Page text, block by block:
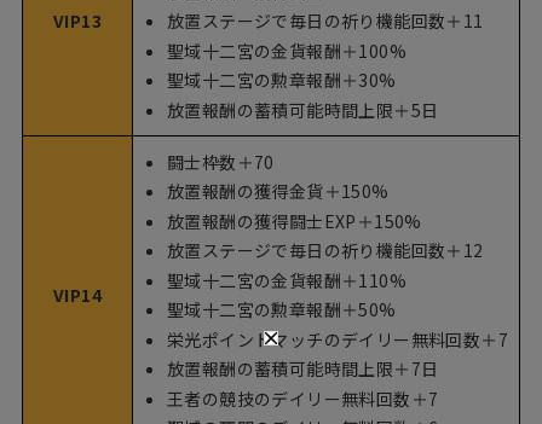
VIP13
放置ステージで毎日の祈り機能回数＋11
聖域十二宮の金貨報酬＋100%
聖域十二宮の勲章報酬＋30%
放置報酬の蓄積可能時間上限＋5日
VIP14
闘士枠数＋70
放置報酬の獲得金貨＋150%
放置報酬の獲得闘士EXP＋150%
放置ステージで毎日の祈り機能回数＋12
聖域十二宮の金貨報酬＋110%
聖域十二宮の勲章報酬＋50%
栄光ポイントマッチのデイリー無料回数＋7
放置報酬の蓄積可能時間上限＋7日
王者の競技のデイリー無料回数＋7